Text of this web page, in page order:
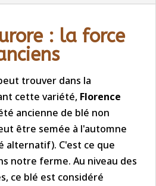
: la force
trouver dans la
cette variété, Florence
ancienne de blé non
être semée à l'automne
alternatif). C'est ce que
notre ferme. Au niveau des
ce blé est considéré